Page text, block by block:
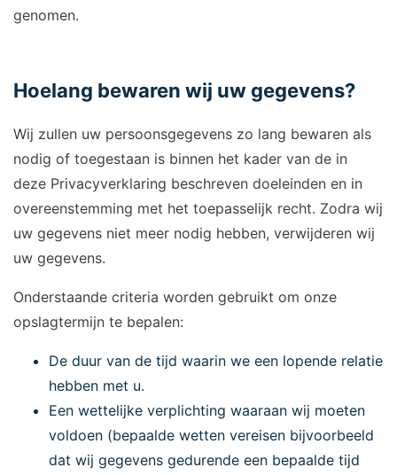
genomen.
Hoelang bewaren wij uw gegevens?
Wij zullen uw persoonsgegevens zo lang bewaren als
nodig of toegestaan is binnen het kader van de in
deze Privacyverklaring beschreven doeleinden en in
overeenstemming met het toepasselijk recht. Zodra wij
uw gegevens niet meer nodig hebben, verwijderen wij
uw gegevens.
Onderstaande criteria worden gebruikt om onze
opslagtermijn te bepalen:
De duur van de tijd waarin we een lopende relatie
hebben met u.
Een wettelijke verplichting waaraan wij moeten
voldoen (bepaalde wetten vereisen bijvoorbeeld
dat wij gegevens gedurende een bepaalde tijd